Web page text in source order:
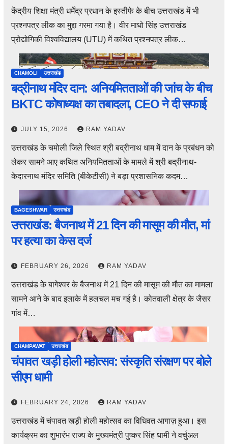
केंद्रीय शिक्षा मंत्री धर्मेंद्र प्रधान के इस्तीफे के बीच उत्तराखंड में भी
प्रश्नपत्र लीक का मुद्दा गरमा गया है। वीर माधो सिंह उत्तराखंड
प्रोद्योगिकी विश्वविद्यालय (UTU) में कथित प्रश्नपत्र लीक…
CHAMOLI उत्तराखंड
बद्रीनाथ मंदिर दान: अनियमितताओं की जांच के बीच
BKTC कोषाध्यक्ष का तबादला, CEO ने दी सफाई
JULY 15, 2026 RAM YADAV
उत्तराखंड के चमोली जिले स्थित श्री बद्रीनाथ धाम में दान के प्रबंधन को
लेकर सामने आए कथित अनियमितताओं के मामले में श्री बद्रीनाथ-
केदारनाथ मंदिर समिति (बीकेटीसी) ने बड़ा प्रशासनिक कदम…
BAGESHWAR उत्तराखंड
उत्तराखंड: बैजनाथ में 21 दिन की मासूम की मौत, मां
पर हत्या का केस दर्ज
FEBRUARY 26, 2026 RAM YADAV
उत्तराखंड के बागेश्वर के बैजनाथ में 21 दिन की मासूम की मौत का मामला
सामने आने के बाद इलाके में हलचल मच गई है। कोतवाली क्षेत्र के जैसर
गांव में…
CHAMPAWAT उत्तराखंड
चंपावत खड़ी होली महोत्सव: संस्कृति संरक्षण पर बोले
सीएम धामी
FEBRUARY 24, 2026 RAM YADAV
उत्तराखंड में चंपावत खड़ी होली महोत्सव का विधिवत आगाज़ हुआ। इस
कार्यक्रम का शुभारंभ राज्य के मुख्यमंत्री पुष्कर सिंह धामी ने वर्चुअल